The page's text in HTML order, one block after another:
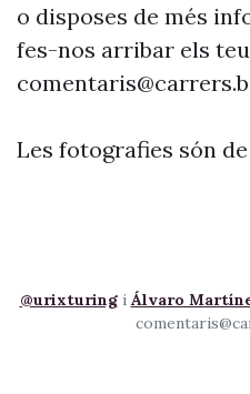
o disposes de més
fes-nos arribar els
Les fotografies són
@urixturingi Álvaro